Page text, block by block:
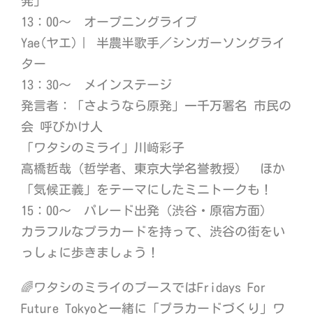
13：00～ オープニングライブ
Yae(ヤエ)｜ 半農半歌手／シンガーソングライ
ター
13：30～ メインステージ
発言者：「さようなら原発」一千万署名 市民の
会 呼びかけ人
「ワタシのミライ」川﨑彩子
高橋哲哉（哲学者、東京大学名誉教授） ほか
「気候正義」をテーマにしたミニトークも！
15：00～ パレード出発（渋谷・原宿方面）
カラフルなプラカードを持って、渋谷の街をい
っしょに歩きましょう！
🌈ワタシのミライのブースではFridays For
Future Tokyoと一緒に「プラカードづくり」ワ